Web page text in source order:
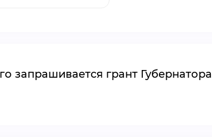
запрашивается грант Губернатора